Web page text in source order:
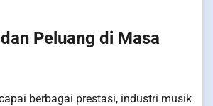
Peluang di Masa
berbagai prestasi, industri musik